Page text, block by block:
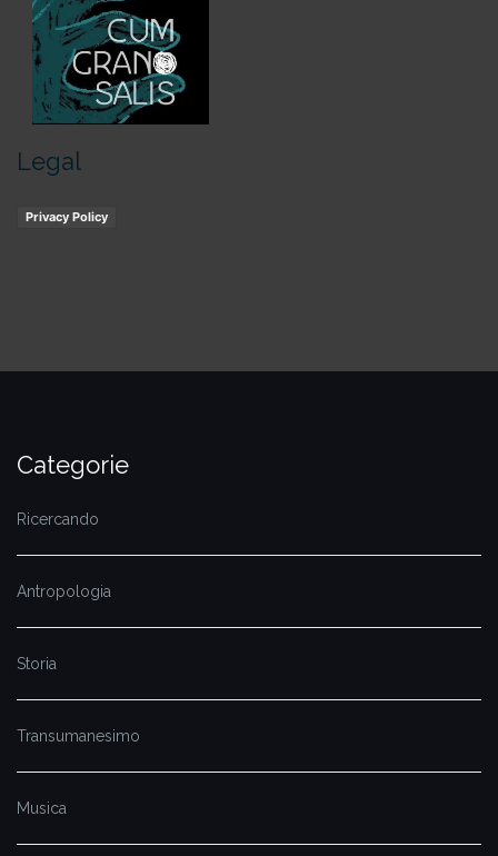
Legal
Privacy Policy
Categorie
Ricercando
Antropologia
Storia
Transumanesimo
Musica